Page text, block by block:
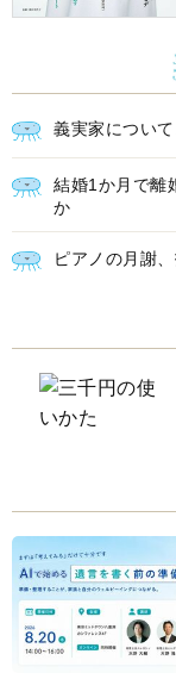
義実家につい
結婚1か月で離
か
ピアノの月謝